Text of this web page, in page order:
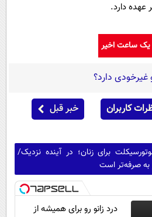
عهده دارد.
یک ساعت اخیر
غیرخودی دارد؟
کاربران خبر قبل
برای زنان؛ در آینده نزدیک/
به‌ صرفه‌تر است
درد زانو رو برای همیشه از